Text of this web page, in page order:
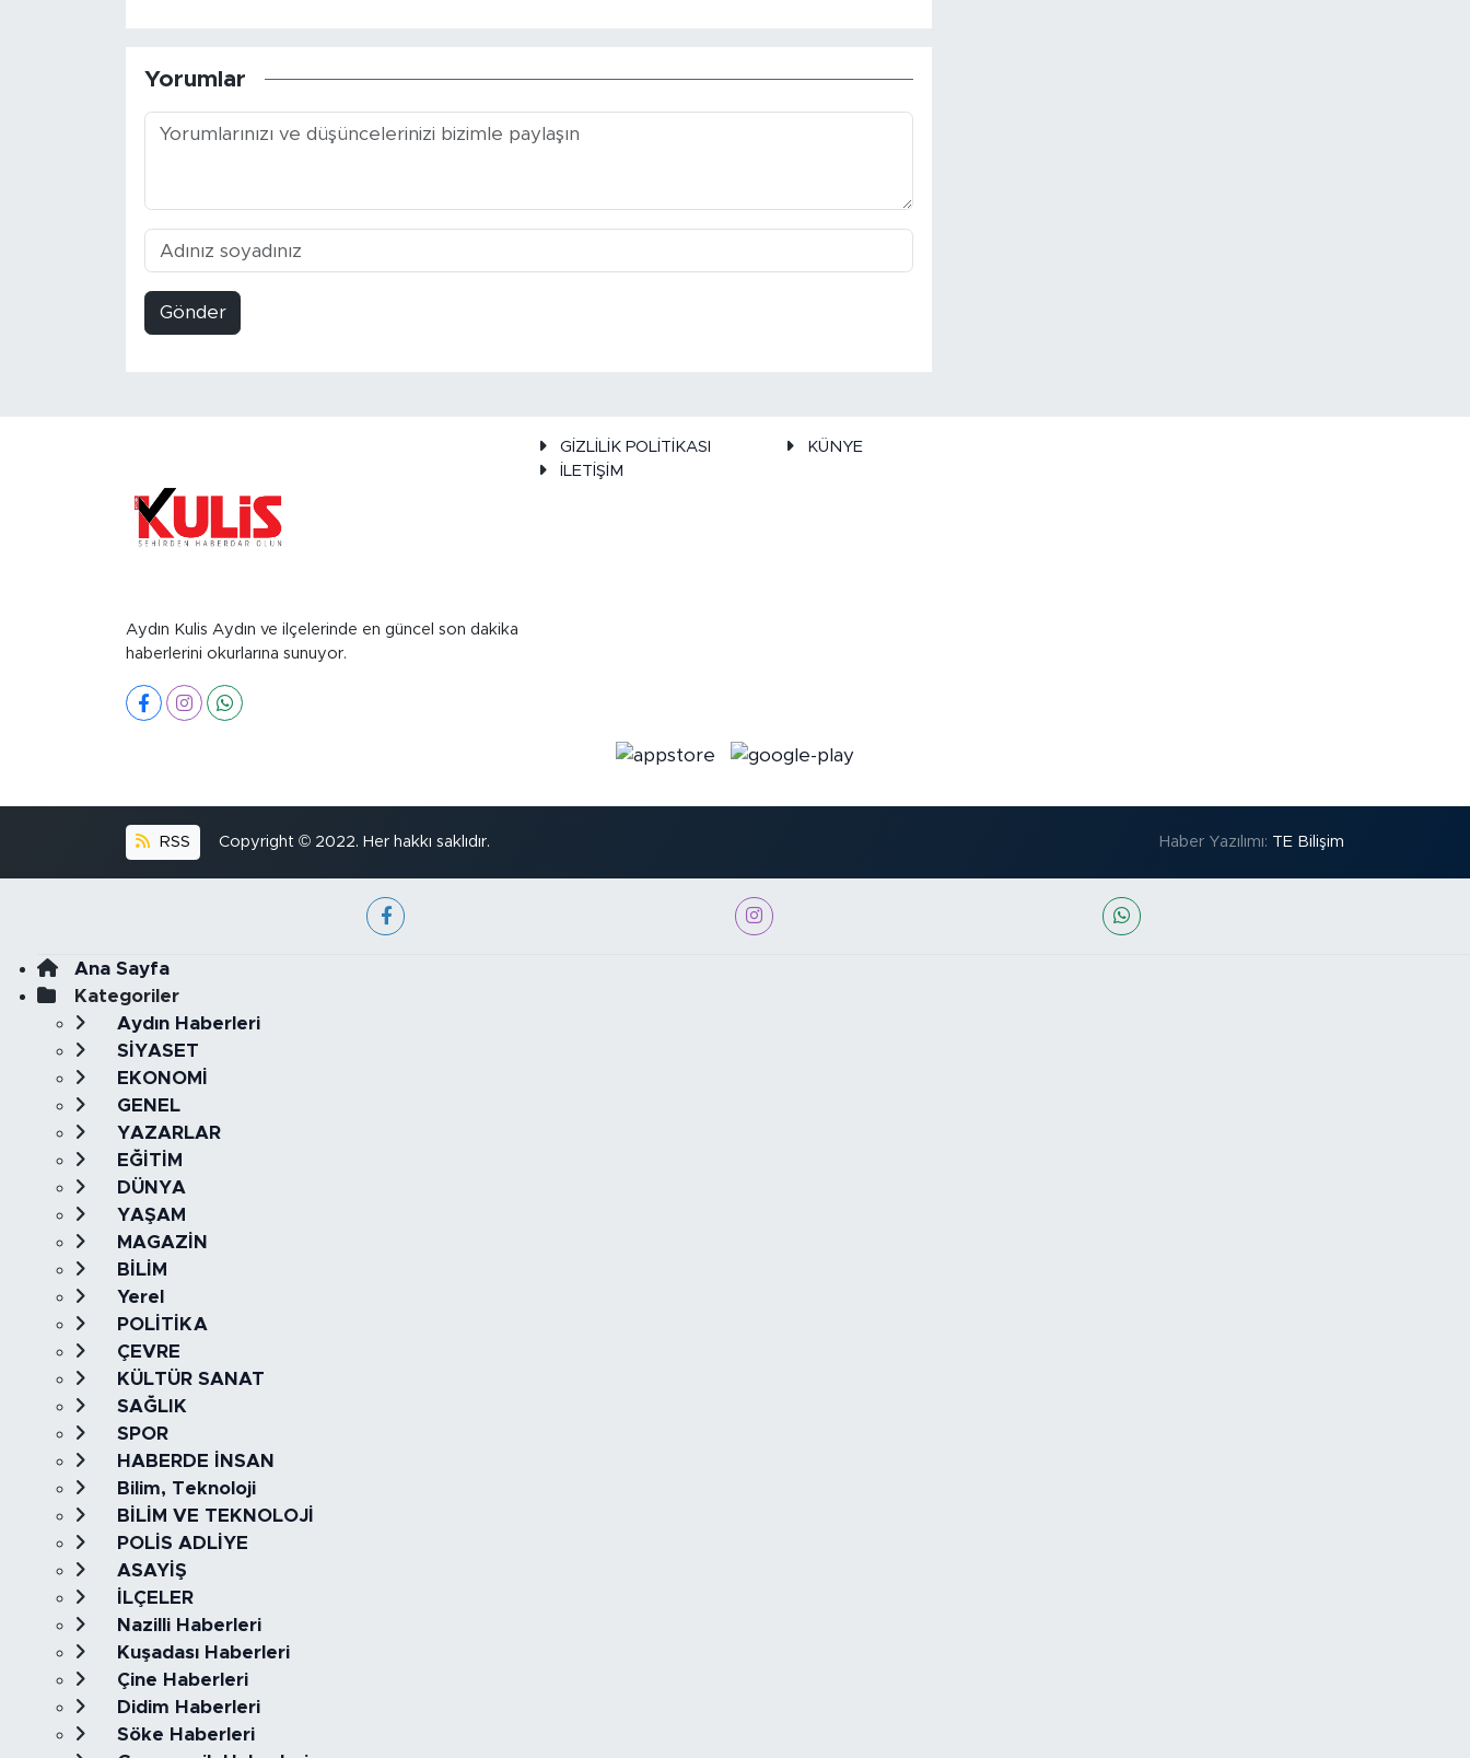
Yorumlar
Gönder
Aydın Kulis Aydın ve ilçelerinde en güncel son dakika
haberlerini okurlarına sunuyor.
GİZLİLİK POLİTİKASI
KÜNYE
İLETİŞİM
RSS Copyright © 2022. Her hakkı saklıdır. Haber Yazılımı: TE Bilişim
Ana Sayfa
Kategoriler
Aydın Haberleri
SİYASET
EKONOMİ
GENEL
YAZARLAR
EĞİTİM
DÜNYA
YAŞAM
MAGAZİN
BİLİM
Yerel
POLİTİKA
ÇEVRE
KÜLTÜR SANAT
SAĞLIK
SPOR
HABERDE İNSAN
Bilim, Teknoloji
BİLİM VE TEKNOLOJİ
POLİS ADLİYE
ASAYİŞ
İLÇELER
Nazilli Haberleri
Kuşadası Haberleri
Çine Haberleri
Didim Haberleri
Söke Haberleri